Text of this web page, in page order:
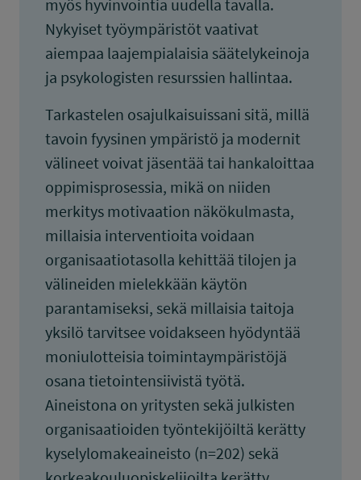
myös hyvinvointia uudella tavalla.
Nykyiset työympäristöt vaativat
aiempaa laajempialaisia säätelykeinoja
ja psykologisten resurssien hallintaa.
Tarkastelen osajulkaisuissani sitä, millä
tavoin fyysinen ympäristö ja modernit
välineet voivat jäsentää tai hankaloittaa
oppimisprosessia, mikä on niiden
merkitys motivaation näkökulmasta,
millaisia interventioita voidaan
organisaatiotasolla kehittää tilojen ja
välineiden mielekkään käytön
parantamiseksi, sekä millaisia taitoja
yksilö tarvitsee voidakseen hyödyntää
moniulotteisia toimintaympäristöjä
osana tietointensiivistä työtä.
Aineistona on yritysten sekä julkisten
organisaatioiden työntekijöiltä kerätty
kyselylomakeaineisto (n=202) sekä